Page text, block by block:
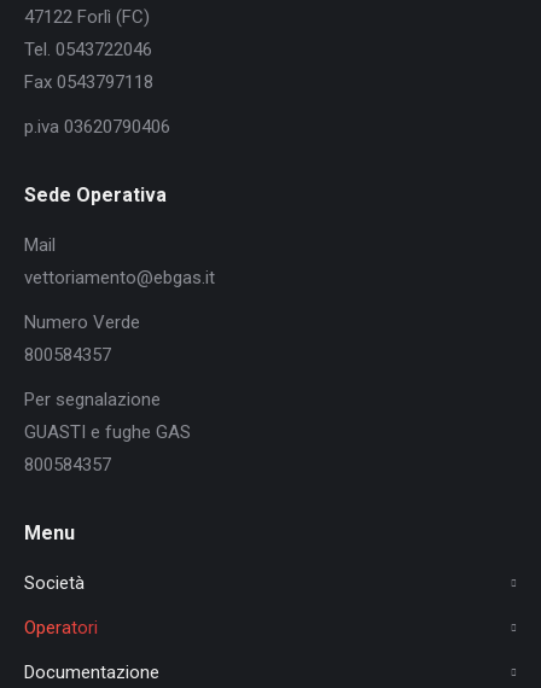
47122 Forlì (FC)
Tel. 0543722046
Fax 0543797118
p.iva 03620790406
Sede Operativa
Mail
vettoriamento@ebgas.it
Numero Verde
800584357
Per segnalazione
GUASTI e fughe GAS
800584357
Menu
Società
Operatori
Documentazione